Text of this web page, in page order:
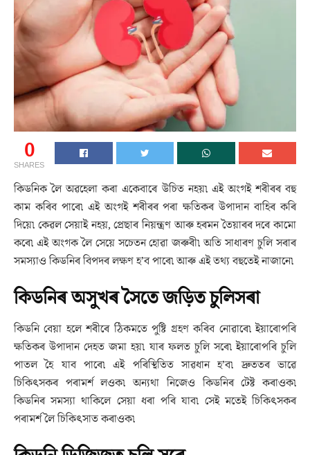
0
SHARES
কিডনিক লৈ অৱহেলা কৰা একেবাৰে উচিত নহয়৷ এই অংগই শৰীৰৰ বহু
কাম কৰিব পাৰে৷ এই অংগই শৰীৰৰ পৰা ক্ষতিকৰ উপাদান বাহিৰ কৰি
দিয়ে৷ কেৱল সেয়াই নহয়, প্ৰেছাৰ নিয়ন্ত্ৰণ আৰু হৰমন তৈয়াৰৰ দৰে কামো
কৰে৷ এই অংগক লৈ সেয়ে সচেতন হোৱা জৰুৰী৷ অতি সাধাৰণ চুলি সৰাৰ
সমস্যাও কিডনিৰ বিপদৰ লক্ষণ হ’ব পাৰে৷ আৰু এই তথ্য বহুতেই নাজানে৷
কিডনিৰ অসুখৰ সৈতে জড়িত চুলিসৰা
কিডনি বেয়া হলে শৰীৰে ঠিকমতে পুষ্টি গ্ৰহণ কৰিব নোৱাৰে৷ ইয়াৰোপৰি
ক্ষতিকৰ উপাদান দেহত জমা হয়৷ যাৰ ফলত চুলি সৰে৷ ইয়াৰোপৰি চুলি
পাতল হৈ যাব পাৰে৷ এই পৰিস্থিতিত সাৱধান হ’ব৷ দ্ৰুততৰ ভাৱে
চিকিৎসকৰ পৰামৰ্শ লওক৷ অন্যথা নিজেও কিডনিৰ টেষ্ট কৰাওক৷
কিডনিৰ সমস্যা থাকিলে সেয়া ধৰা পৰি যাব৷ সেই মতেই চিকিৎসকৰ
পৰামৰ্শ লৈ চিকিৎসাত কৰাওক৷